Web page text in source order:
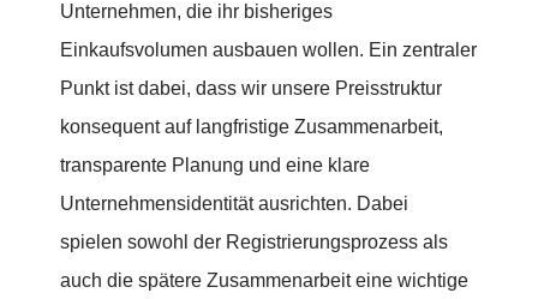
Unternehmen, die ihr bisheriges
Einkaufsvolumen ausbauen wollen. Ein zentraler
Punkt ist dabei, dass wir unsere Preisstruktur
konsequent auf langfristige Zusammenarbeit,
transparente Planung und eine klare
Unternehmensidentität ausrichten. Dabei
spielen sowohl der Registrierungsprozess als
auch die spätere Zusammenarbeit eine wichtige